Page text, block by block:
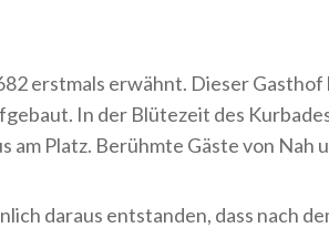
erstmals erwähnt. Dieser
In der Blütezeit des
am Platz. Berühmte Gäste von Nah
daraus entstanden, dass nach